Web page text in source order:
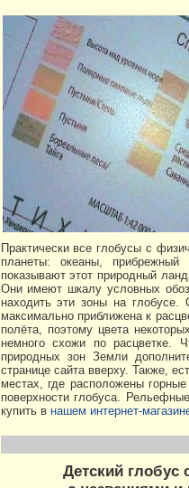
Практически все глобусы с
планеты: океаны,
показывают этот природный
Они имеют шкалу условных
находить эти зоны на глобусе.
максимально приближена к
полёта, поэтому цвета
немного схожи по расцветке.
природных зон Земли
странице сайта вверху. Также,
местах, где расположены
поверхности глобуса.
купить в нашем интернет-
Детский глобус